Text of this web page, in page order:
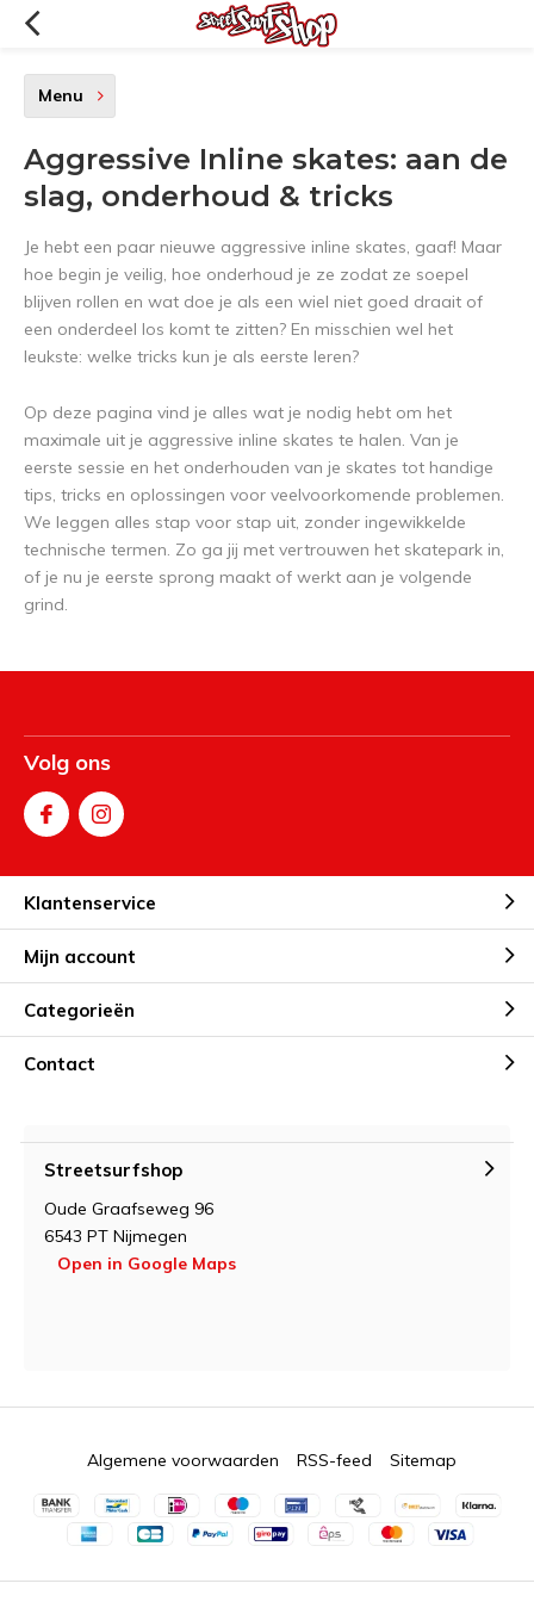
Menu
Aggressive Inline skates: aan de
slag, onderhoud & tricks
Je hebt een paar nieuwe aggressive inline skates, gaaf! Maar
hoe begin je veilig, hoe onderhoud je ze zodat ze soepel
blijven rollen en wat doe je als een wiel niet goed draait of
een onderdeel los komt te zitten? En misschien wel het
leukste: welke tricks kun je als eerste leren?
Op deze pagina vind je alles wat je nodig hebt om het
maximale uit je aggressive inline skates te halen. Van je
eerste sessie en het onderhouden van je skates tot handige
tips, tricks en oplossingen voor veelvoorkomende problemen.
We leggen alles stap voor stap uit, zonder ingewikkelde
technische termen. Zo ga jij met vertrouwen het skatepark in,
of je nu je eerste sprong maakt of werkt aan je volgende
grind.
Volg ons
Klantenservice
Mijn account
Categorieën
Contact
Streetsurfshop
Oude Graafseweg 96
6543 PT Nijmegen
Open in Google Maps
Algemene voorwaarden RSS-feed Sitemap